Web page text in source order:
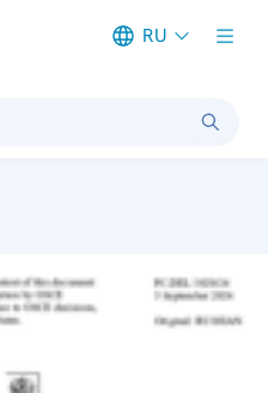
RU